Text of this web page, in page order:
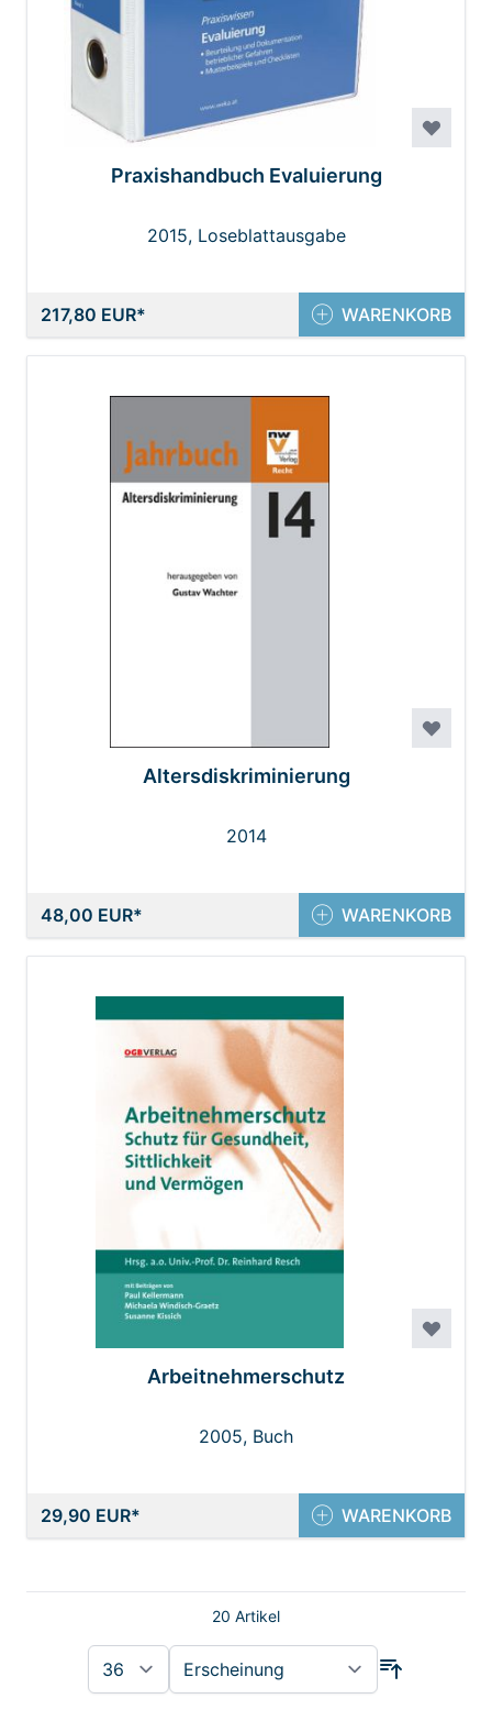
Praxishandbuch Evaluierung
2015, Loseblattausgabe
217,80 EUR WARENKORB
Altersdiskriminierung
2014
48,00 EUR WARENKORB
Arbeitnehmerschutz
2005, Buch
29,90 EUR WARENKORB
20 Artikel